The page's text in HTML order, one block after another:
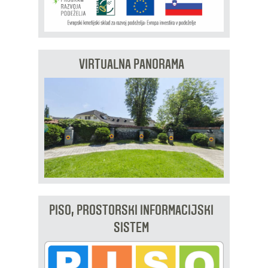
VIRTUALNA PANORAMA
PISO, PROSTORSKI INFORMACIJSKI
SISTEM